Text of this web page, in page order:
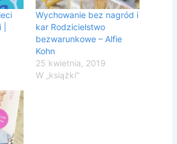
Wychowanie bez nagród i
kar Rodzicielstwo
bezwarunkowe – Alfie
Kohn
25 kwietnia, 2019
W „książki"